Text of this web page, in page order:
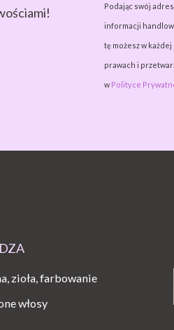
Podając swój
informacji
tę możesz w
prawach i
w Polityce
zioła, farbowanie
włosy